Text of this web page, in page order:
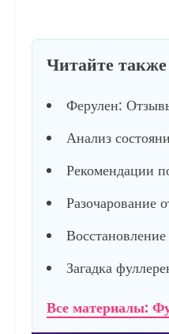
Читайте также
Ферулен:
Анализ
Рекомендации
Разочарование
Загадка
Все материалы: